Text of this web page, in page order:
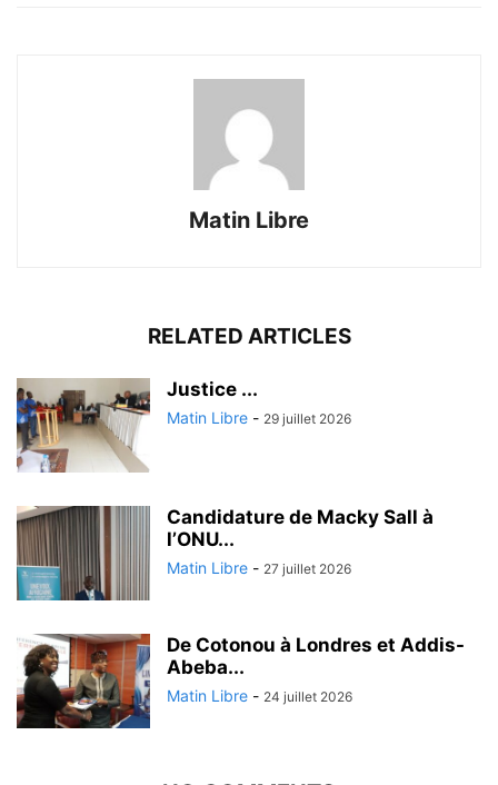
Matin Libre
RELATED ARTICLES
Justice ...
Matin Libre - 29 juillet 2026
Candidature de Macky Sall à
l’ONU...
Matin Libre - 27 juillet 2026
De Cotonou à Londres et Addis-
Abeba...
Matin Libre - 24 juillet 2026